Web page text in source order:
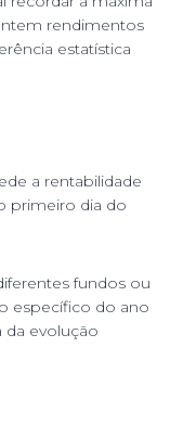
rendimentos
estatística
a rentabilidade
primeiro dia do
fundos ou
específico do ano
da evolução